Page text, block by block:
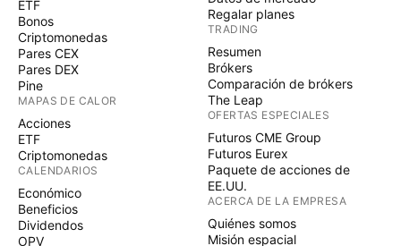
ETF
Bonos
Criptomonedas
Pares CEX
Pares DEX
Pine
MAPAS DE CALOR
Acciones
ETF
Criptomonedas
CALENDARIOS
Económico
Beneficios
Dividendos
OPV
Regalar planes
TRADING
Resumen
Brókers
Comparación de brókers
The Leap
OFERTAS ESPECIALES
Futuros CME Group
Futuros Eurex
Paquete de acciones de
EE.UU.
ACERCA DE LA EMPRESA
Quiénes somos
Misión espacial